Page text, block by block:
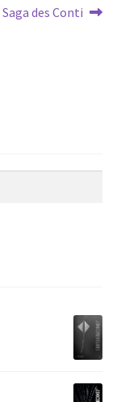
Saga des Conti